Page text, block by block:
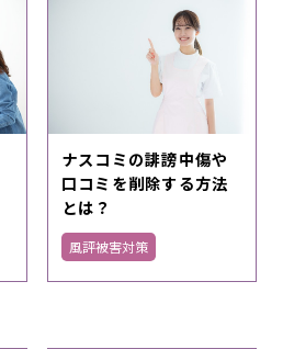
ナスコミの誹謗中傷や
口コミを削除する方法
とは？
風評被害対策